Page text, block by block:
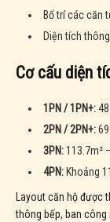
Bố trí các căn
Diện tích
Cơ cấu diện
1PN / 1PN+:
2PN / 2PN+:
3PN:113.7m²
4PN: Khoảng
Layout căn hộ được
thông bếp, ban